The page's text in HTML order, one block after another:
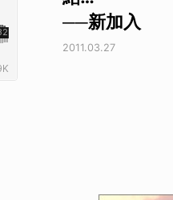
──新加入
2011.03.27